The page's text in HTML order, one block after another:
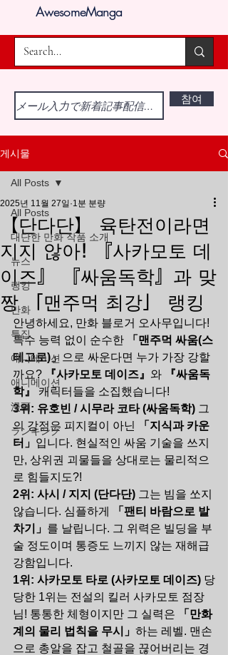
AwesomeManga
참여
게시물
All Posts
대단한 만화 작품 소개
뉴스
랭킹
만화
특집
애니메이션
애니메이션
漫画
ランキング
All Posts
【단다단】 육탄전이라면
지지 않아! 『사카모토 데
이즈』 『싸움독학』과 맞
짱 「맨주먹 최강」 랭킹
2025년 11월 27일 1분 분량
안녕하세요, 만화 블로거 오사무입니다!
특수 능력 없이 순수한
「맨주먹 싸움(스
테고로)」 으로 싸운다면 누가 가장 강할
까요?
『사카모토 데이즈』 와
『싸움독
학』 캐릭터들을 소집했습니다!
3위: 유호빈 / 시무라 코타 (싸움독학) 그
의 강점은 피지컬이 아닌
「지식과 카운
터」 입니다. 현실적인 싸움 기술을 쓰지
만, 상위권 괴물들을 상대로는 물리적으
로 힘들지도?!
2위: 사시 / 지지 (단다단) 그는 빔을 쏘지
않습니다. 심플하게
「팬티 바람으로 발
차기」 를 날립니다. 그 위력은 빌딩을 부
술 정도이며 통증도 느끼지 않는 재해급
강함입니다.
1위: 사카모토 타로 (사카모토 데이즈) 당
당한 1위는 전설의 킬러 사카모토 점장
님! 통통한 체형이지만 그 실력은
「만화
계의 물리 법칙을 무시」 하는 레벨. 맨손
으로 총알을 잡고 철골을 끊어버리는 경